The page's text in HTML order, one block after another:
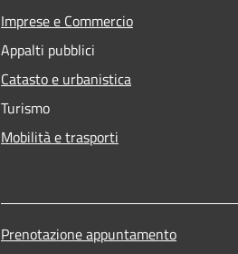
Imprese e Commercio
Appalti pubblici
Catasto e urbanistica
Turismo
Mobilità e trasporti
Prenotazione appuntamento